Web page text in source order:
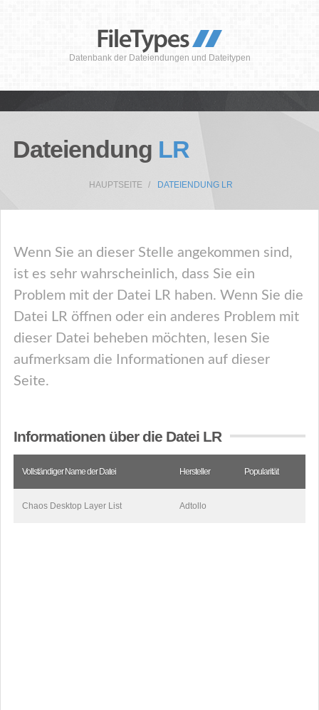
Datenbank der Dateiendungen und Dateitypen
Dateiendung LR
HAUPTSEITE DATEIENDUNG LR
Wenn Sie an dieser Stelle angekommen sind,
ist es sehr wahrscheinlich, dass Sie ein
Problem mit der Datei LR haben. Wenn Sie die
Datei LR öffnen oder ein anderes Problem mit
dieser Datei beheben möchten, lesen Sie
aufmerksam die Informationen auf dieser
Seite.
Informationen über die Datei LR
Vollständiger Name der Datei Hersteller Popularität
Chaos Desktop Layer List Adtollo